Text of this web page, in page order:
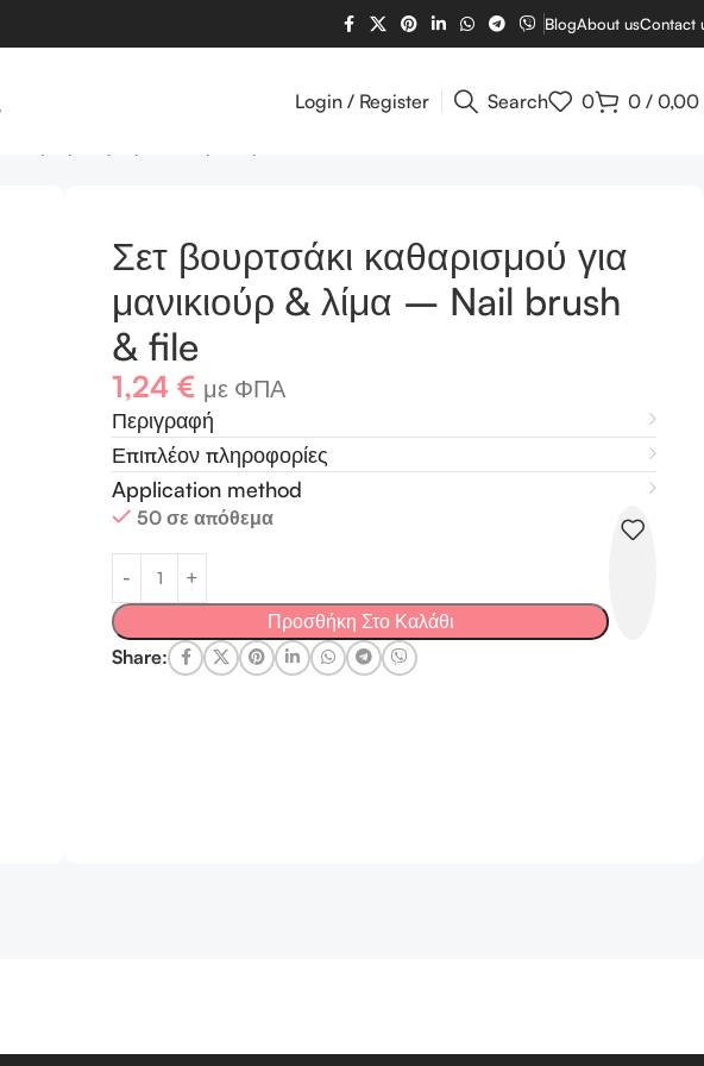
BlogAbout usContact
Login / Register Search 0 0 / 0,00
Σετ βουρτσάκι καθαρισμού για
μανικιούρ & λίμα – Nail brush
& file
1,24€ με ΦΠΑ
Περιγραφή
Επιπλέον πληροφορίες
Application method
50 σε απόθεμα
Προσθήκη Στο Καλάθι
Share: